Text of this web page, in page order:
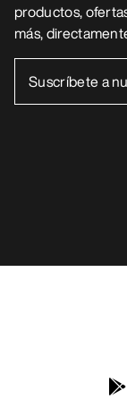
productos,
más,